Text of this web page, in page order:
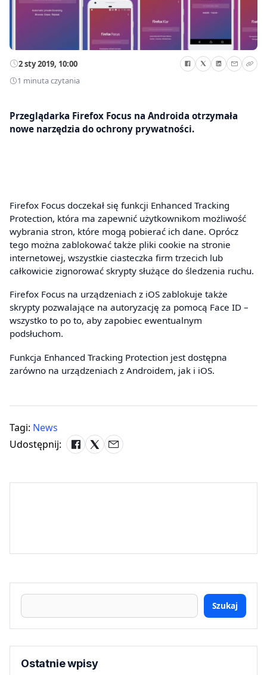
2 sty 2019, 10:00
1 minuta czytania
Przeglądarka Firefox Focus na Androida otrzymała
nowe narzędzia do ochrony prywatności.
Firefox Focus doczekał się funkcji Enhanced Tracking
Protection, która ma zapewnić użytkownikom możliwość
wybrania stron, które mogą pobierać ich dane. Oprócz
tego można zablokować także pliki cookie na stronie
internetowej, wszystkie ciasteczka firm trzecich lub
całkowicie zignorować skrypty służące do śledzenia ruchu.
Firefox Focus na urządzeniach z iOS zablokuje także
skrypty pozwalające na autoryzację za pomocą Face ID –
wszystko to po to, aby zapobiec ewentualnym
podsłuchom.
Funkcja Enhanced Tracking Protection jest dostępna
zarówno na urządzeniach z Androidem, jak i iOS.
Tagi: News
Udostępnij:
Szukaj
Ostatnie wpisy